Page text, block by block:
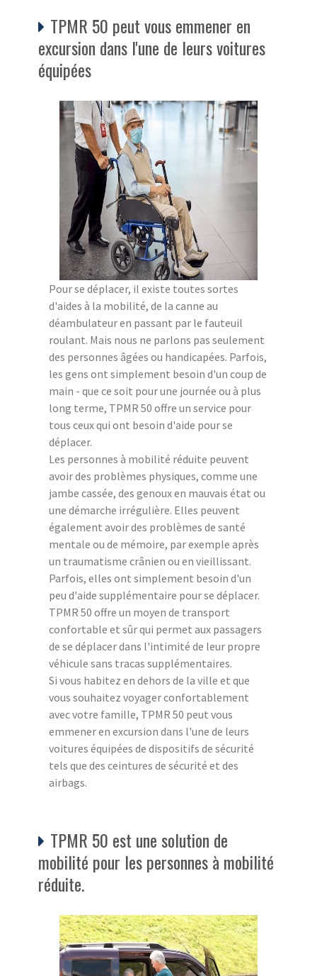
TPMR 50 peut vous emmener en
excursion dans l'une de leurs voitures
équipées
Pour se déplacer, il existe toutes sortes
d'aides à la mobilité, de la canne au
déambulateur en passant par le fauteuil
roulant. Mais nous ne parlons pas seulement
des personnes âgées ou handicapées. Parfois,
les gens ont simplement besoin d'un coup de
main - que ce soit pour une journée ou à plus
long terme, TPMR 50 offre un service pour
tous ceux qui ont besoin d'aide pour se
déplacer.
Les personnes à mobilité réduite peuvent
avoir des problèmes physiques, comme une
jambe cassée, des genoux en mauvais état ou
une démarche irrégulière. Elles peuvent
également avoir des problèmes de santé
mentale ou de mémoire, par exemple après
un traumatisme crânien ou en vieillissant.
Parfois, elles ont simplement besoin d'un
peu d'aide supplémentaire pour se déplacer.
TPMR 50 offre un moyen de transport
confortable et sûr qui permet aux passagers
de se déplacer dans l'intimité de leur propre
véhicule sans tracas supplémentaires.
Si vous habitez en dehors de la ville et que
vous souhaitez voyager confortablement
avec votre famille, TPMR 50 peut vous
emmener en excursion dans l'une de leurs
voitures équipées de dispositifs de sécurité
tels que des ceintures de sécurité et des
airbags.
TPMR 50 est une solution de
mobilité pour les personnes à mobilité
réduite.